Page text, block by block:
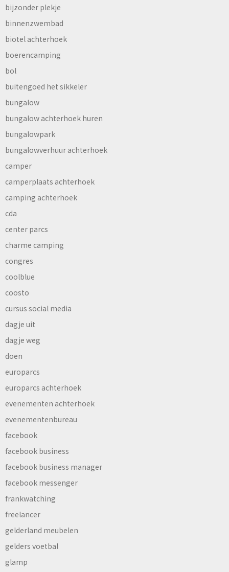
bijzonder plekje
binnenzwembad
biotel achterhoek
boerencamping
bol
buitengoed het sikkeler
bungalow
bungalow achterhoek huren
bungalowpark
bungalowverhuur achterhoek
camper
camperplaats achterhoek
camping achterhoek
cda
center parcs
charme camping
congres
coolblue
coosto
cursus social media
dagje uit
dagje weg
doen
europarcs
europarcs achterhoek
evenementen achterhoek
evenementenbureau
facebook
facebook business
facebook business manager
facebook messenger
frankwatching
freelancer
gelderland meubelen
gelders voetbal
glamp